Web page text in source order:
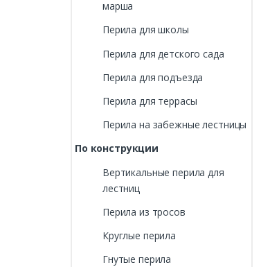
марша
Перила для школы
Перила для детского сада
Перила для подъезда
Перила для террасы
Перила на забежные лестницы
По конструкции
Вертикальные перила для
лестниц
Перила из тросов
Круглые перила
Гнутые перила